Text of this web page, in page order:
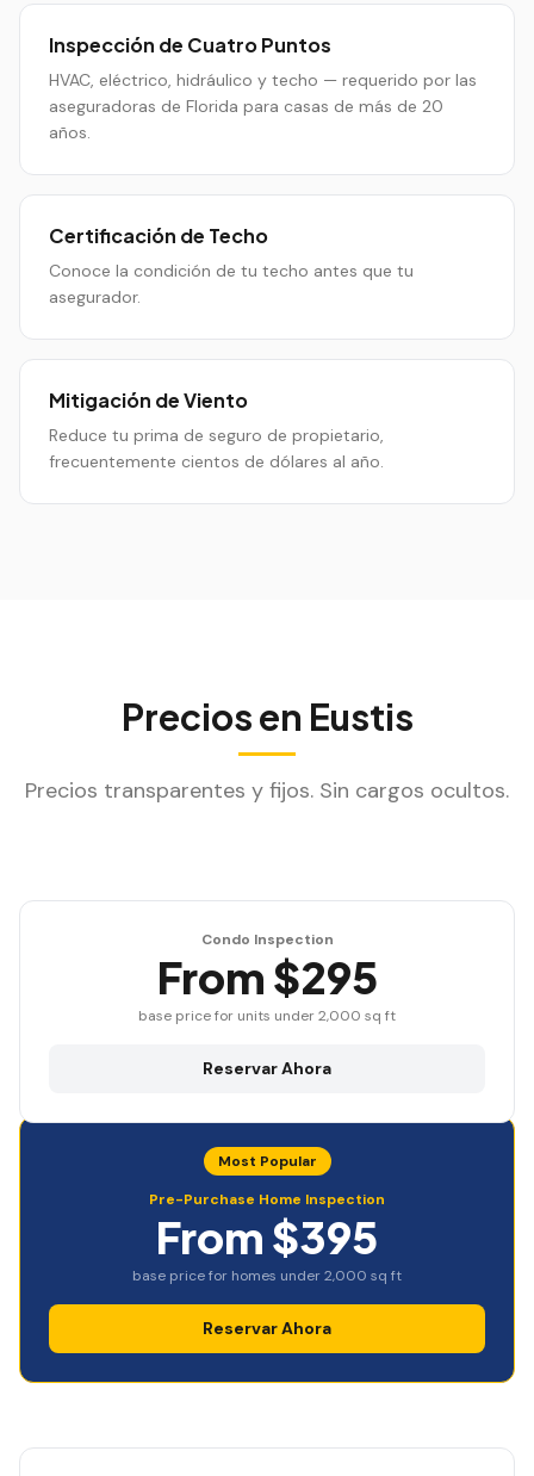
Inspección de Cuatro Puntos
HVAC, eléctrico, hidráulico y techo — requerido por las
aseguradoras de Florida para casas de más de 20
años.
Certificación de Techo
Conoce la condición de tu techo antes que tu
asegurador.
Mitigación de Viento
Reduce tu prima de seguro de propietario,
frecuentemente cientos de dólares al año.
Precios en Eustis
Precios transparentes y fijos. Sin cargos ocultos.
Condo Inspection
From $295
base price for units under 2,000 sq ft
Reservar Ahora
Most Popular
Pre-Purchase Home Inspection
From $395
base price for homes under 2,000 sq ft
Reservar Ahora